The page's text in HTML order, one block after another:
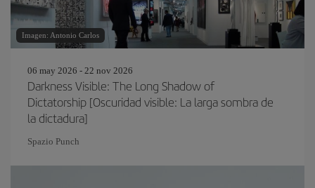
Imagen: Antonio Carlos
06 may 2026 - 22 nov 2026
Darkness Visible: The Long Shadow of
Dictatorship [Oscuridad visible: La larga sombra de
la dictadura]
Spazio Punch